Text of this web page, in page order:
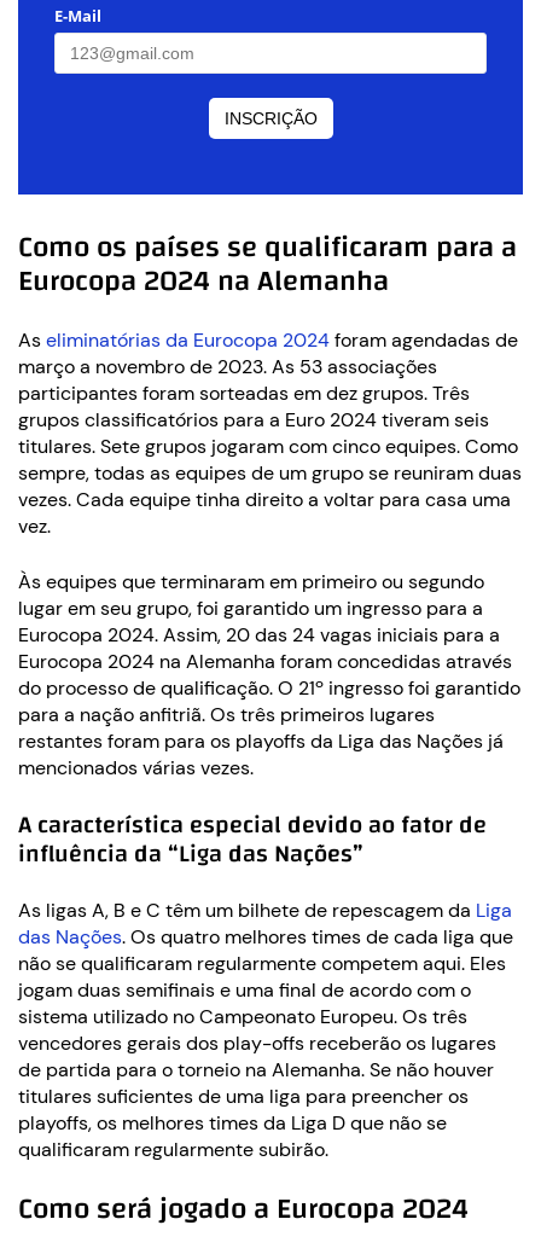
Como os países se qualificaram para a
Eurocopa 2024 na Alemanha
Aseliminatórias da Eurocopa 2024foram agendadas de
março a novembro de 2023. As 53 associações
participantes foram sorteadas em dez grupos. Três
grupos classificatórios para a Euro 2024 tiveram seis
titulares. Sete grupos jogaram com cinco equipes. Como
sempre, todas as equipes de um grupo se reuniram duas
vezes. Cada equipe tinha direito a voltar para casa uma
vez.
Às equipes que terminaram em primeiro ou segundo
lugar em seu grupo, foi garantido um ingresso para a
Eurocopa 2024. Assim, 20 das 24 vagas iniciais para a
Eurocopa 2024 na Alemanha foram concedidas através
do processo de qualificação. O 21º ingresso foi garantido
para a nação anfitriã. Os três primeiros lugares
restantes foram para os playoffs da Liga das Nações já
mencionados várias vezes.
A característica especial devido ao fator de
influência da “Liga das Nações”
As ligas A, B e C têm um bilhete de repescagem da Liga
das Nações. Os quatro melhores times de cada liga que
não se qualificaram regularmente competem aqui. Eles
jogam duas semifinais e uma final de acordo com o
sistema utilizado no Campeonato Europeu. Os três
vencedores gerais dos play-offs receberão os lugares
de partida para o torneio na Alemanha. Se não houver
titulares suficientes de uma liga para preencher os
playoffs, os melhores times da Liga D que não se
qualificaram regularmente subirão.
Como será jogado a Eurocopa 2024